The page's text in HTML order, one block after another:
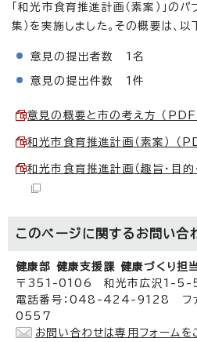
「和光市食育推進計画（素案）」のパ
集）を実施しました。その概要は、以
意見の提出者数 1名
意見の提出件数 1件
意見の概要と市の考え方 （
和光市食育推進計画（素案） （
和光市食育推進計画（趣旨・目
このページに関する お問い合
健康部 健康支援課 健康づくり担
〒351-0106 和光市広沢1-5-
電話番号：048-424-9128 フ
0557
お問い合わせは専用フォームを